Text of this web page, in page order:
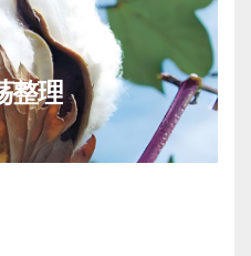
整理
四)收涨12月合